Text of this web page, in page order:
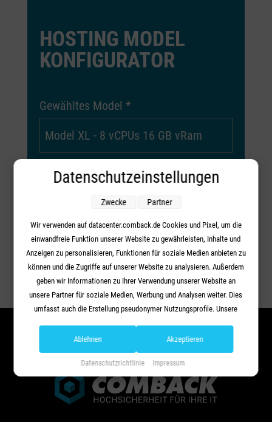
HOSTING MODEL
KONFIGURATOR
Gewähltes Model *
Your content goes here. Edit or remove this text inline or in
the module Content settings. You can also style every
aspect of this content in the module Design settings and
even apply custom CSS to this text in the module
Advanced settings.
Datenschutzeinstellungen
Wir verwenden auf datacenter.comback.de Cookies und Pixel, um die
einwandfreie Funktion unserer Website zu gewährleisten, Inhalte und
Anzeigen zu personalisieren, Funktionen für soziale Medien anbieten zu
können und die Zugriffe auf unserer Website zu analysieren. Außerdem
geben wir Informationen zu Ihrer Verwendung unserer Website an
unsere Partner für soziale Medien, Werbung und Analysen weiter. Dies
umfasst auch die Erstellung pseudonymer Nutzungsprofile. Unsere
möglicherweise mit weiteren Daten zusammen, die Sie ihnen
bereitgestellt haben (bspw. anhand eines persönlichen Accounts) oder
welche sie im Rahmen Ihrer Nutzung der Dienste gesammelt haben
(bspw. Nutzungsdaten anderer Geräte). Ihre Einwilligung zur Nutzung
von Cookies und Pixeln können Sie jederzeit widerrufen, indem Sie auf
den Datenschutz-Button links unten klicken und dort die
Datenschutzrichtlinie Impressum
Zwecke Partner
Ablehnen Akzeptieren